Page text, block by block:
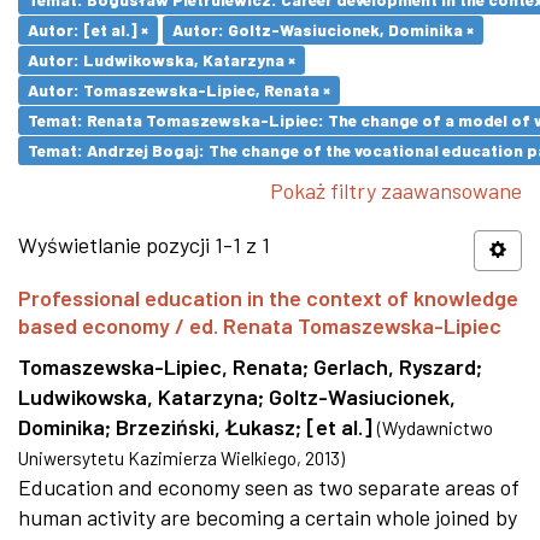
Autor: [et al.] ×
Autor: Goltz-Wasiucionek, Dominika ×
Autor: Ludwikowska, Katarzyna ×
Autor: Tomaszewska-Lipiec, Renata ×
Temat: Renata Tomaszewska-Lipiec: The change of a model
Temat: Andrzej Bogaj: The change of the vocational education
Pokaż filtry zaawansowane
Wyświetlanie pozycji 1-1 z 1
Professional education in the context of knowledge
based economy / ed. Renata Tomaszewska-Lipiec
Tomaszewska-Lipiec, Renata; Gerlach, Ryszard;
Ludwikowska, Katarzyna; Goltz-Wasiucionek,
Dominika; Brzeziński, Łukasz; [et al.] (Wydawnictwo
Uniwersytetu Kazimierza Wielkiego, 2013)
Education and economy seen as two separate areas of
human activity are becoming a certain whole joined by